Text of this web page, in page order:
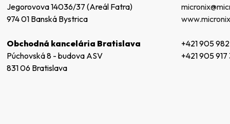
Jegorovova 14036/37 (Areál Fatra)
974 01 Banská Bystrica
Obchodná kancelária Bratislava
Púchovská 8 - budova ASV
831 06 Bratislava
+421 905
+421 905 917